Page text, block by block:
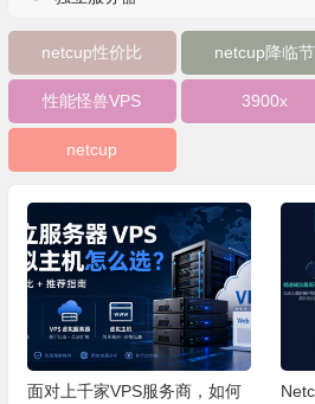
netcup性价比 netcup降临节
性能怪兽VPS 3900x
netcup
面对上千家VPS服务商，如何